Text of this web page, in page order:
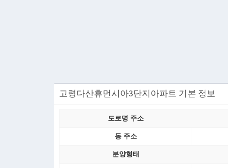
고령다산휴먼시아3단지아파트 기본 정보
도로명 주소
동 주소
분양형태